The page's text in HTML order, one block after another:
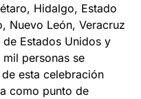
Hidalgo, Estado
Nuevo León, Veracruz
Estados Unidos y
personas se
esta celebración
como punto de